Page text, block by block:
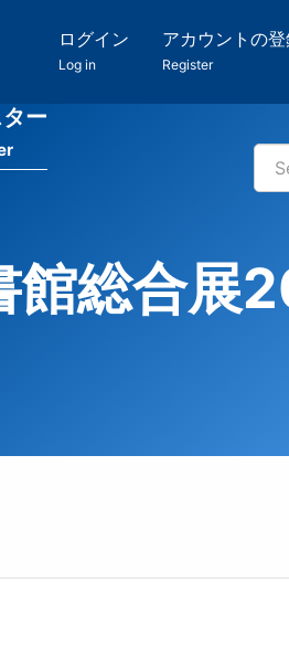
ログイン
Log in
アカウントの
Register
ー
館総合展